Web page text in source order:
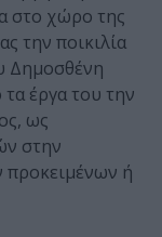
στο χώρο της
την ποικιλία
Δημοσθένη
έργα του την
ως
στην
προκειμένων ή